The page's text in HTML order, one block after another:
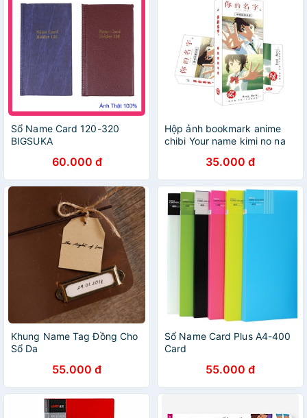
Sổ Name Card 120-320
BIGSUKA
60.000 đ
Hộp ảnh bookmark anime
chibi Your name kimi no na
nhà sản xuất tớ muốn ăn tụy
của cậu
35.000 đ
Khung Name Tag Đồng Cho
Sổ Da
55.000 đ
Sổ Name Card Plus A4-400
Card
55.000 đ